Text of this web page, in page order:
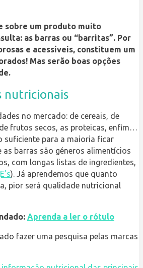
sobre um produto muito
as barras ou “barritas”. Por
e acessíveis, constituem um
Mas serão boas opções
nutricionais
no mercado: de cereais, de
frutos secos, as proteicas, enfim…
para a maioria ficar
as barras são géneros alimentícios
com longas listas de ingredientes,
). Já aprendemos que quanto
pior será qualidade nutricional
Aprenda a ler o rótulo
fazer uma pesquisa pelas marcas